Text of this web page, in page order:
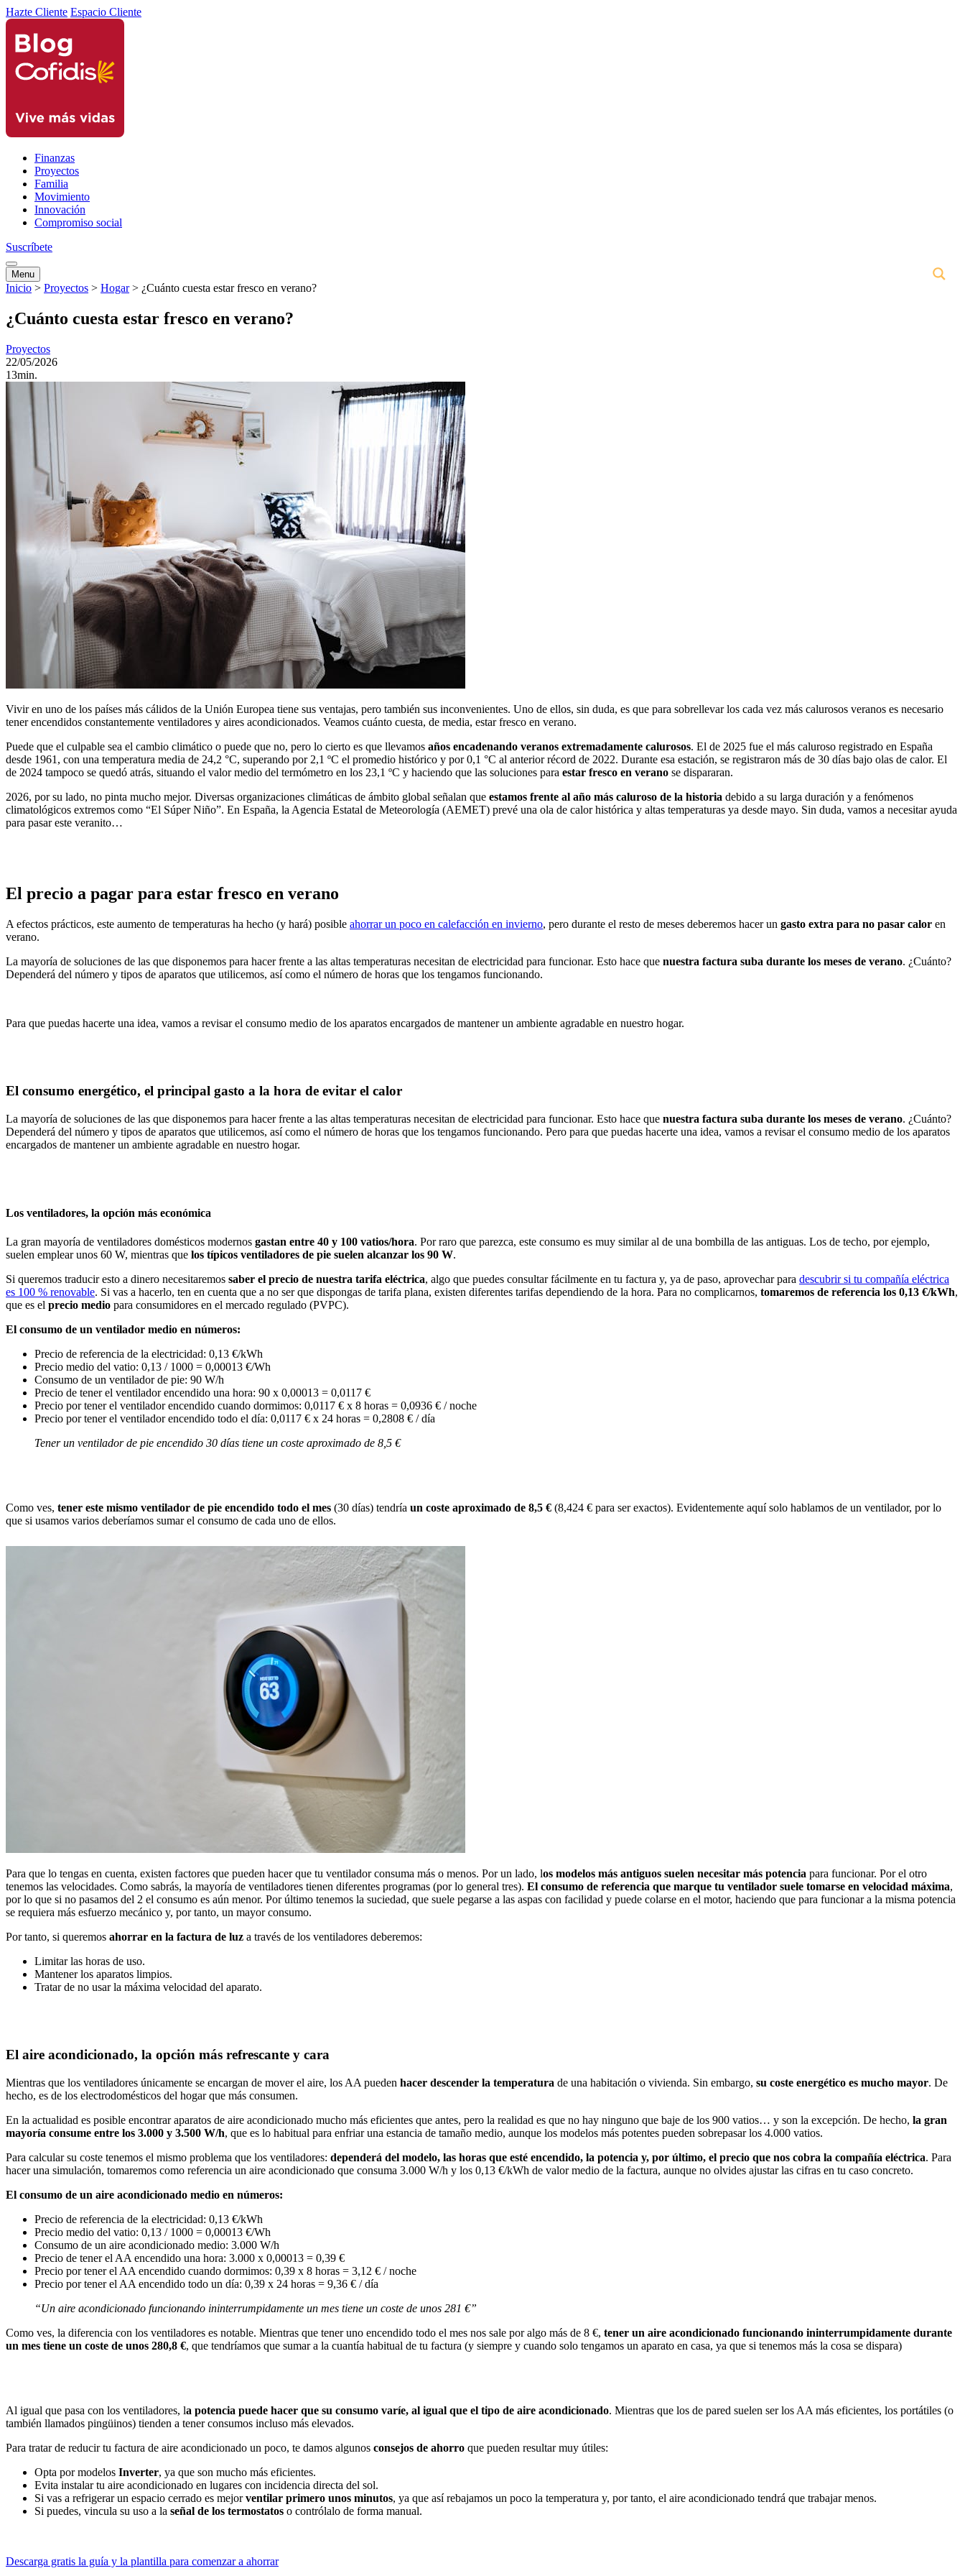
Hazte Cliente Espacio Cliente
Finanzas
Proyectos
Familia
Movimiento
Innovación
Compromiso social
Suscríbete
Menu
Inicio > Proyectos > Hogar > ¿Cuánto cuesta estar fresco en verano?
¿Cuánto cuesta estar fresco en verano?
Proyectos
22/05/2026
13min.
Vivir en uno de los países más cálidos de la Unión Europea tiene sus ventajas, pero también sus inconvenientes. Uno de ellos, sin duda, es que para sobrellevar los cada vez más calurosos veranos es necesario
tener encendidos constantemente ventiladores y aires acondicionados. Veamos cuánto cuesta, de media, estar fresco en verano.
Puede que el culpable sea el cambio climático o puede que no, pero lo cierto es que llevamos años encadenando veranos extremadamente calurosos. El de 2025 fue el más caluroso registrado en España
desde 1961, con una temperatura media de 24,2 °C, superando por 2,1 ºC el promedio histórico y por 0,1 °C al anterior récord de 2022. Durante esa estación, se registraron más de 30 días bajo olas de calor. El
de 2024 tampoco se quedó atrás, situando el valor medio del termómetro en los 23,1 ºC y haciendo que las soluciones para estar fresco en verano se dispararan.
2026, por su lado, no pinta mucho mejor. Diversas organizaciones climáticas de ámbito global señalan que estamos frente al año más caluroso de la historia debido a su larga duración y a fenómenos
climatológicos extremos como “El Súper Niño”. En España, la Agencia Estatal de Meteorología (AEMET) prevé una ola de calor histórica y altas temperaturas ya desde mayo. Sin duda, vamos a necesitar ayuda
para pasar este veranito…
El precio a pagar para estar fresco en verano
A efectos prácticos, este aumento de temperaturas ha hecho (y hará) posible ahorrar un poco en calefacción en invierno, pero durante el resto de meses deberemos hacer un gasto extra para no pasar calor en
verano.
La mayoría de soluciones de las que disponemos para hacer frente a las altas temperaturas necesitan de electricidad para funcionar. Esto hace que nuestra factura suba durante los meses de verano. ¿Cuánto?
Dependerá del número y tipos de aparatos que utilicemos, así como el número de horas que los tengamos funcionando.
Para que puedas hacerte una idea, vamos a revisar el consumo medio de los aparatos encargados de mantener un ambiente agradable en nuestro hogar.
El consumo energético, el principal gasto a la hora de evitar el calor
La mayoría de soluciones de las que disponemos para hacer frente a las altas temperaturas necesitan de electricidad para funcionar. Esto hace que nuestra factura suba durante los meses de verano. ¿Cuánto?
Dependerá del número y tipos de aparatos que utilicemos, así como el número de horas que los tengamos funcionando. Pero para que puedas hacerte una idea, vamos a revisar el consumo medio de los aparatos
encargados de mantener un ambiente agradable en nuestro hogar.
Los ventiladores, la opción más económica
La gran mayoría de ventiladores domésticos modernos gastan entre 40 y 100 vatios/hora. Por raro que parezca, este consumo es muy similar al de una bombilla de las antiguas. Los de techo, por ejemplo,
suelen emplear unos 60 W, mientras que los típicos ventiladores de pie suelen alcanzar los 90 W.
Si queremos traducir esto a dinero necesitaremos saber el precio de nuestra tarifa eléctrica, algo que puedes consultar fácilmente en tu factura y, ya de paso, aprovechar para descubrir si tu compañía eléctrica
es 100 % renovable. Si vas a hacerlo, ten en cuenta que a no ser que dispongas de tarifa plana, existen diferentes tarifas dependiendo de la hora. Para no complicarnos, tomaremos de referencia los 0,13 €/kWh,
que es el precio medio para consumidores en el mercado regulado (PVPC).
El consumo de un ventilador medio en números:
Precio de referencia de la electricidad: 0,13 €/kWh
Precio medio del vatio: 0,13 / 1000 = 0,00013 €/Wh
Consumo de un ventilador de pie: 90 W/h
Precio de tener el ventilador encendido una hora: 90 x 0,00013 = 0,0117 €
Precio por tener el ventilador encendido cuando dormimos: 0,0117 € x 8 horas = 0,0936 € / noche
Precio por tener el ventilador encendido todo el día: 0,0117 € x 24 horas = 0,2808 € / día
Tener un ventilador de pie encendido 30 días tiene un coste aproximado de 8,5 €
Como ves, tener este mismo ventilador de pie encendido todo el mes (30 días) tendría un coste aproximado de 8,5 € (8,424 € para ser exactos). Evidentemente aquí solo hablamos de un ventilador, por lo
que si usamos varios deberíamos sumar el consumo de cada uno de ellos.
Para que lo tengas en cuenta, existen factores que pueden hacer que tu ventilador consuma más o menos. Por un lado, los modelos más antiguos suelen necesitar más potencia para funcionar. Por el otro
tenemos las velocidades. Como sabrás, la mayoría de ventiladores tienen diferentes programas (por lo general tres). El consumo de referencia que marque tu ventilador suele tomarse en velocidad máxima,
por lo que si no pasamos del 2 el consumo es aún menor. Por último tenemos la suciedad, que suele pegarse a las aspas con facilidad y puede colarse en el motor, haciendo que para funcionar a la misma potencia
se requiera más esfuerzo mecánico y, por tanto, un mayor consumo.
Por tanto, si queremos ahorrar en la factura de luz a través de los ventiladores deberemos:
Limitar las horas de uso.
Mantener los aparatos limpios.
Tratar de no usar la máxima velocidad del aparato.
El aire acondicionado, la opción más refrescante y cara
Mientras que los ventiladores únicamente se encargan de mover el aire, los AA pueden hacer descender la temperatura de una habitación o vivienda. Sin embargo, su coste energético es mucho mayor. De
hecho, es de los electrodomésticos del hogar que más consumen.
En la actualidad es posible encontrar aparatos de aire acondicionado mucho más eficientes que antes, pero la realidad es que no hay ninguno que baje de los 900 vatios… y son la excepción. De hecho, la gran
mayoría consume entre los 3.000 y 3.500 W/h, que es lo habitual para enfriar una estancia de tamaño medio, aunque los modelos más potentes pueden sobrepasar los 4.000 vatios.
Para calcular su coste tenemos el mismo problema que los ventiladores: dependerá del modelo, las horas que esté encendido, la potencia y, por último, el precio que nos cobra la compañía eléctrica. Para
hacer una simulación, tomaremos como referencia un aire acondicionado que consuma 3.000 W/h y los 0,13 €/kWh de valor medio de la factura, aunque no olvides ajustar las cifras en tu caso concreto.
El consumo de un aire acondicionado medio en números:
Precio de referencia de la electricidad: 0,13 €/kWh
Precio medio del vatio: 0,13 / 1000 = 0,00013 €/Wh
Consumo de un aire acondicionado medio: 3.000 W/h
Precio de tener el AA encendido una hora: 3.000 x 0,00013 = 0,39 €
Precio por tener el AA encendido cuando dormimos: 0,39 x 8 horas = 3,12 € / noche
Precio por tener el AA encendido todo un día: 0,39 x 24 horas = 9,36 € / día
“Un aire acondicionado funcionando ininterrumpidamente un mes tiene un coste de unos 281 €”
Como ves, la diferencia con los ventiladores es notable. Mientras que tener uno encendido todo el mes nos sale por algo más de 8 €, tener un aire acondicionado funcionando ininterrumpidamente durante
un mes tiene un coste de unos 280,8 €, que tendríamos que sumar a la cuantía habitual de tu factura (y siempre y cuando solo tengamos un aparato en casa, ya que si tenemos más la cosa se dispara)
Al igual que pasa con los ventiladores, la potencia puede hacer que su consumo varíe, al igual que el tipo de aire acondicionado. Mientras que los de pared suelen ser los AA más eficientes, los portátiles (o
también llamados pingüinos) tienden a tener consumos incluso más elevados.
Para tratar de reducir tu factura de aire acondicionado un poco, te damos algunos consejos de ahorro que pueden resultar muy útiles:
Opta por modelos Inverter, ya que son mucho más eficientes.
Evita instalar tu aire acondicionado en lugares con incidencia directa del sol.
Si vas a refrigerar un espacio cerrado es mejorventilar primero unos minutos, ya que así rebajamos un poco la temperatura y, por tanto, el aire acondicionado tendrá que trabajar menos.
Si puedes, vincula su uso a la señal de los termostatos o contrólalo de forma manual.
Descarga gratis la guía y la plantilla para comenzar a ahorrar